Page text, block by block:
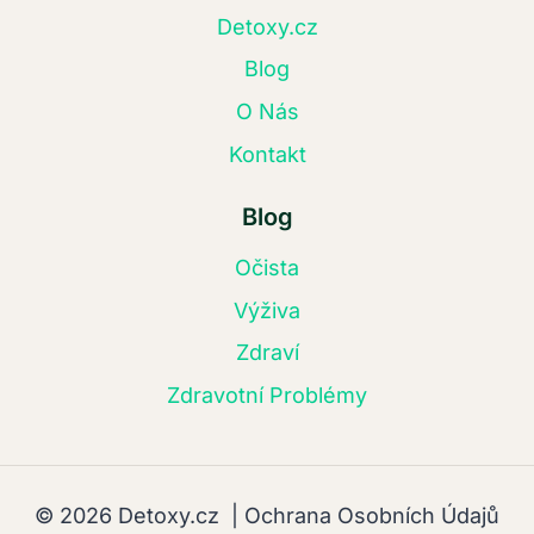
Detoxy.cz
Blog
O Nás
Kontakt
Blog
Očista
Výživa
Zdraví
Zdravotní Problémy
© 2026 Detoxy.cz | Ochrana Osobních Údajů